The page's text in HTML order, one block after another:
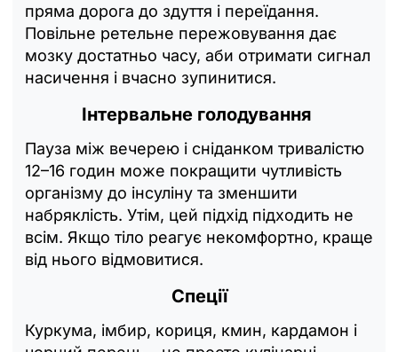
пряма дорога до здуття і переїдання.
Повільне ретельне пережовування дає
мозку достатньо часу, аби отримати сигнал
насичення і вчасно зупинитися.
Інтервальне голодування
Пауза між вечерею і сніданком тривалістю
12–16 годин може покращити чутливість
організму до інсуліну та зменшити
набряклість. Утім, цей підхід підходить не
всім. Якщо тіло реагує некомфортно, краще
від нього відмовитися.
Спеції
Куркума, імбир, кориця, кмин, кардамон і